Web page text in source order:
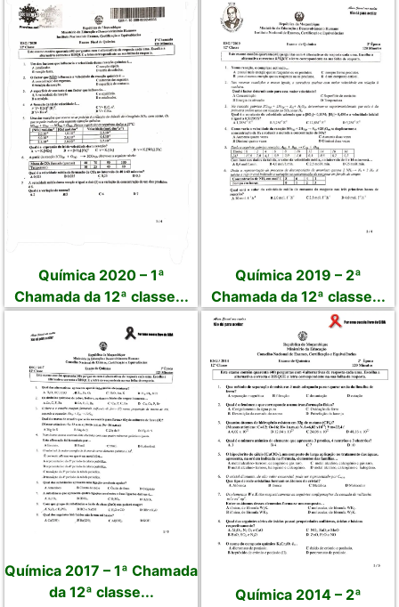
Química 2020 – 1ª
Chamada da 12ª classe...
Química 2019 – 2ª
Chamada da 12ª classe...
Química 2017 – 1ª Chamada
da 12ª classe...
Química 2014 – 2ª